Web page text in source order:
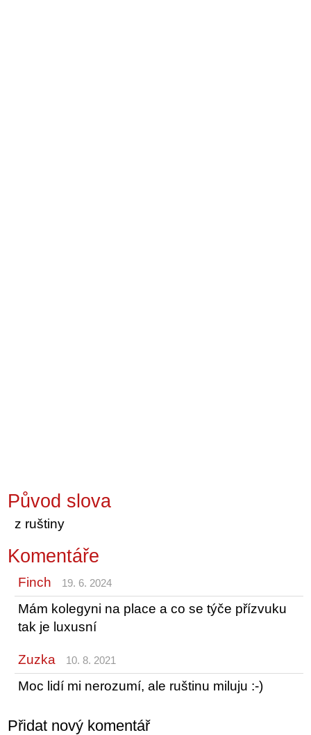
Původ slova
z ruštiny
Komentáře
Finch 19. 6. 2024
Mám kolegyni na place a co se týče přízvuku
tak je luxusní
Zuzka 10. 8. 2021
Moc lidí mi nerozumí, ale ruštinu miluju :-)
Přidat nový komentář